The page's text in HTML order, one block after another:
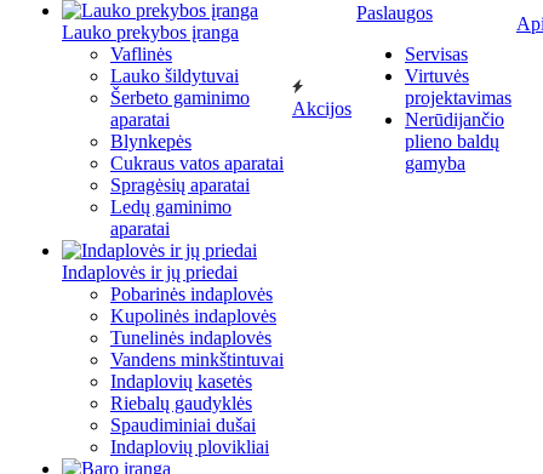
Lauko prekybos įranga
Vaflinės
Lauko šildytuvai
Šerbeto gaminimo
aparatai
Blynkepės
Cukraus vatos aparatai
Spragėsių aparatai
Ledų gaminimo
aparatai
Indaplovės ir jų priedai
Pobarinės indaplovės
Kupolinės indaplovės
Tunelinės indaplovės
Vandens minkštintuvai
Indaplovių kasetės
Riebalų gaudyklės
Spaudiminiai dušai
Indaplovių plovikliai
Akcijos
Paslaugos
Servisas
Virtuvės
projektavimas
Nerūdijančio
plieno baldų
gamyba